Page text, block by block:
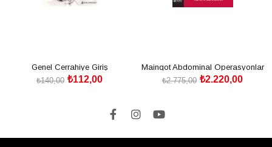
Genel Cerrahiye Giriş
₺112,00
₺140,00
Maingot Abdominal Operasyonlar
₺2.220,00
₺2.775,00